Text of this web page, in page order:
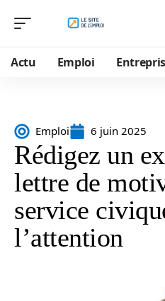
Actu Emploi
Emploi 6 juin 2025
Rédigez un
lettre de
service
l’attention